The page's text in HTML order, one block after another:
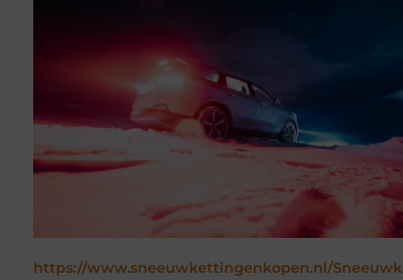
https://www.sneeuwkettingenkopen.nl/